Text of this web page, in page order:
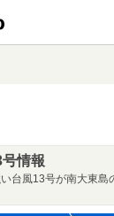
情報
台風13号が南大東